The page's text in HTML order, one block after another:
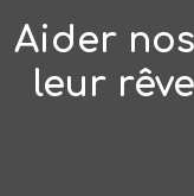
Aider
leur